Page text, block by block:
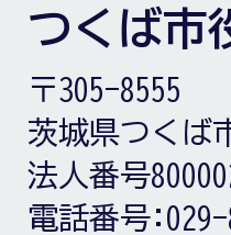
つくば市
〒305-8555
茨城県つくば
法人番号
電話番号: 029-